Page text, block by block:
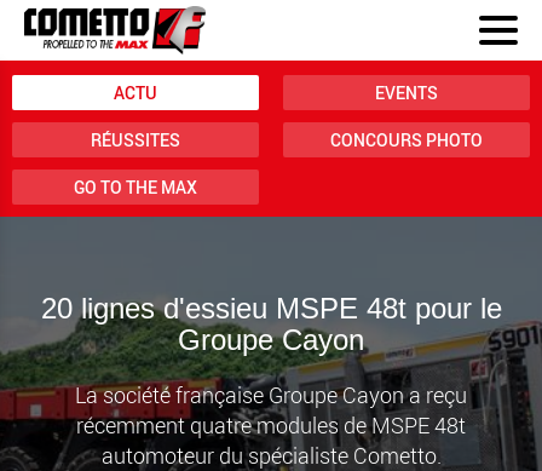
ACTU EVENTS
RÉUSSITES CONCOURS PHOTO
GO TO THE MAX
20 lignes d'essieu MSPE 48t pour le
Groupe Cayon
La société française Groupe Cayon a reçu
récemment quatre modules de MSPE 48t
automoteur du spécialiste Cometto.